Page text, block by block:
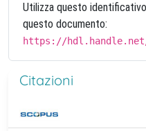
Utilizza questo
questo documento:
https://hdl.handle.net/
Citazioni